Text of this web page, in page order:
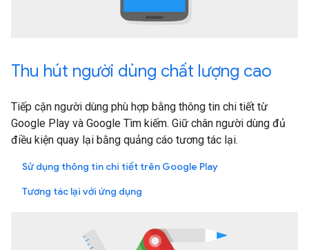
Thu hút người dùng chất lượng cao
Tiếp cận người dùng phù hợp bằng thông tin chi tiết từ
Google Play và Google Tìm kiếm. Giữ chân người dùng đủ
điều kiện quay lại bằng quảng cáo tương tác lại.
Sử dụng thông tin chi tiết trên Google Play
Tương tác lại với ứng dụng